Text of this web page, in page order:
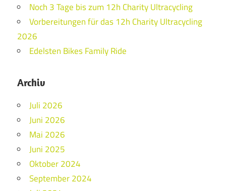
Noch 3 Tage bis zum 12h Charity Ultracycling
Vorbereitungen für das 12h Charity Ultracycling
2026
Edelsten Bikes Family Ride
Archiv
Juli 2026
Juni 2026
Mai 2026
Juni 2025
Oktober 2024
September 2024